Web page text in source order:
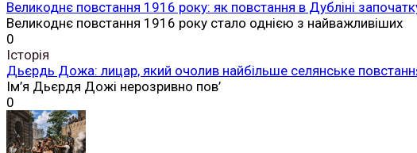
Великоднє повстання 1916 року: як повстання в Дубліні
Великоднє повстання 1916 року стало однією з найважливіших
0
Історія
Дьєрдь Дожа: лицар, який очолив найбільше селянське
Ім’я Дьєрдя Дожі нерозривно пов’
0